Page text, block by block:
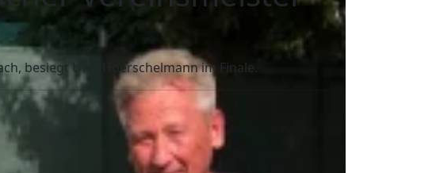
besiegt Uwe Hoerschelmann im Finale.